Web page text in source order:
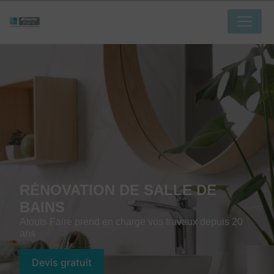
RÉNOVATION DE SALLE DE
Atouts Faire prend en charge vos travaux depuis 20
Devis gratuit